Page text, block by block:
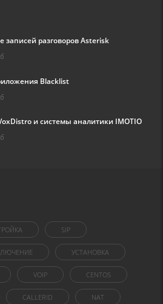
разговоров Asterisk
Blacklist
и системы аналитики IMOTIO
SIP
УСТАНОВКА
VOIP CENTOS
CALLERID NAT